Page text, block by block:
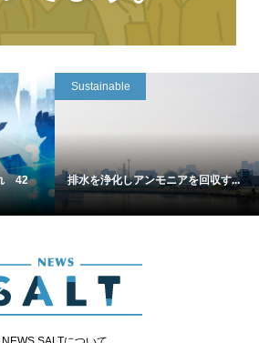
42
Sustainable
排水を浄化しアンモニアを回収す...